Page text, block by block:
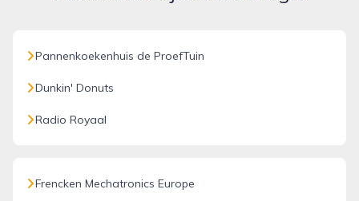
Pannenkoekenhuis de ProefTuin
Dunkin' Donuts
Radio Royaal
Frencken Mechatronics Europe